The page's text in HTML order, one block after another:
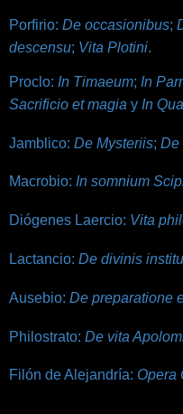
Porfirio: De occasionibus;
descensu; Vita Plotini.
Proclo: In Timaeum; In
Sacrificio et magia y In
Jamblico: De Mysteriis; De
Macrobio: In somnium
Diógenes Laercio: Vita
Lactancio: De divinis
Ausebio: De preparatione
Philostrato: De vita
Filón de Alejandría: Opera